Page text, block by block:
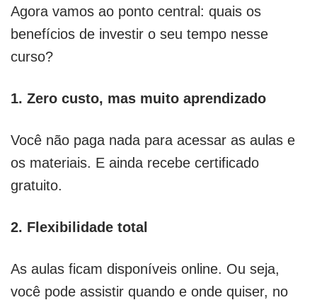
Agora vamos ao ponto central: quais os
benefícios de investir o seu tempo nesse
curso?
1. Zero custo, mas muito aprendizado
Você não paga nada para acessar as aulas e
os materiais. E ainda recebe certificado
gratuito.
2. Flexibilidade total
As aulas ficam disponíveis online. Ou seja,
você pode assistir quando e onde quiser, no